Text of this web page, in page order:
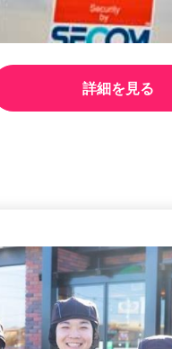
詳細を見る